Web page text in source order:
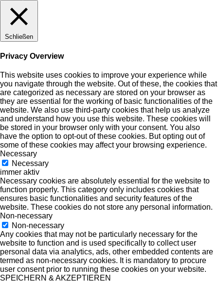
Schließen
Privacy Overview
This website uses cookies to improve your experience while
you navigate through the website. Out of these, the cookies that
are categorized as necessary are stored on your browser as
they are essential for the working of basic functionalities of the
website. We also use third-party cookies that help us analyze
and understand how you use this website. These cookies will
be stored in your browser only with your consent. You also
have the option to opt-out of these cookies. But opting out of
some of these cookies may affect your browsing experience.
Necessary
Necessary
immer aktiv
Necessary cookies are absolutely essential for the website to
function properly. This category only includes cookies that
ensures basic functionalities and security features of the
website. These cookies do not store any personal information.
Non-necessary
Non-necessary
Any cookies that may not be particularly necessary for the
website to function and is used specifically to collect user
personal data via analytics, ads, other embedded contents are
termed as non-necessary cookies. It is mandatory to procure
user consent prior to running these cookies on your website.
SPEICHERN & AKZEPTIEREN